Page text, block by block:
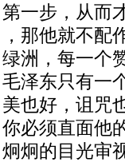
第一步，从而
，那他就不配
绿洲，每一个
毛泽东只有一
美也好，诅咒
你必须直面他
炯炯的目光审